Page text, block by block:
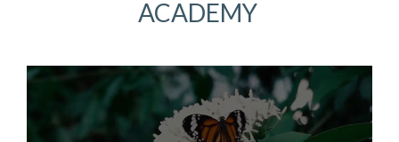
ACADEMY
Video